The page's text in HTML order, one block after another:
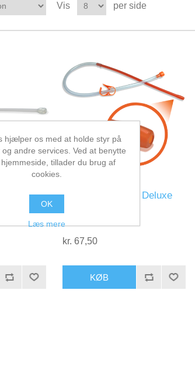
Vis per side
38-03022-1 Small Deluxe
kr. 67,50
hjælper os med at holde styr på
andre services. Ved at benytte
tillader du brug af
cookies.
OK
Læs mere